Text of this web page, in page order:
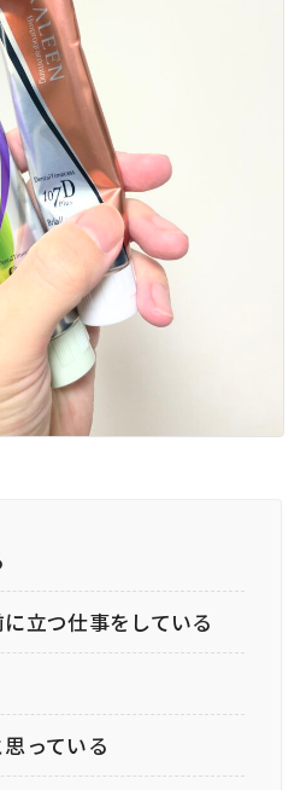
立つ仕事をしている
っている